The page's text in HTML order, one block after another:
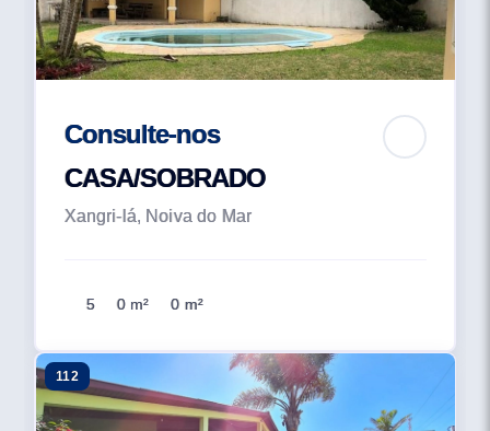
Consulte-nos
CASA/SOBRADO
Xangri-lá, Noiva do Mar
5 0 m² 0 m²
112